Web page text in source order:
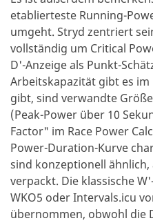
etablierteste Running-
umgeht. Stryd zentriert
vollständig um Critical
D'-Anzeige als Punkt-
Arbeitskapazität gibt es im
gibt, sind verwandte
(Peak-Power über 10
Factor" im Race Power
Power-Duration-Kurve
sind konzeptionell
verpackt. Die klassische
WKO5 oder Intervals.icu
übernommen, obwohl die